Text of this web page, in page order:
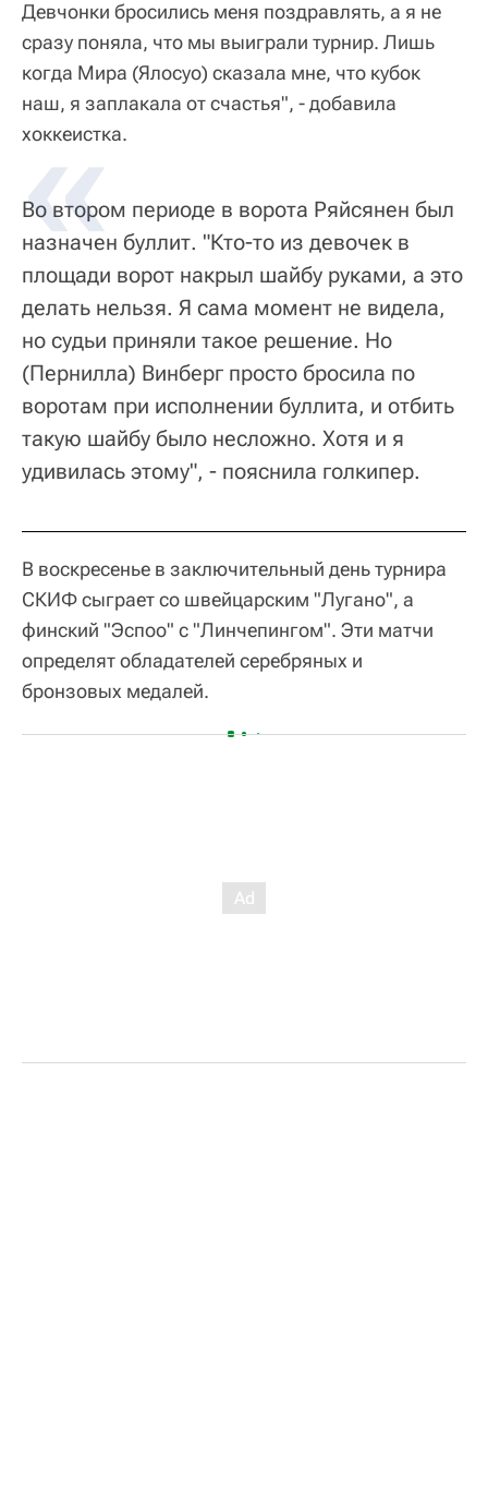
Девчонки бросились меня поздравлять, а я не
сразу поняла, что мы выиграли турнир. Лишь
когда Мира (Ялосуо) сказала мне, что кубок
наш, я заплакала от счастья", - добавила
хоккеистка.
Во втором периоде в ворота Ряйсянен был
назначен буллит. "Кто-то из девочек в
площади ворот накрыл шайбу руками, а это
делать нельзя. Я сама момент не видела,
но судьи приняли такое решение. Но
(Пернилла) Винберг просто бросила по
воротам при исполнении буллита, и отбить
такую шайбу было несложно. Хотя и я
удивилась этому", - пояснила голкипер.
В воскресенье в заключительный день турнира
СКИФ сыграет со швейцарским "Лугано", а
финский "Эспоо" с "Линчепингом". Эти матчи
определят обладателей серебряных и
бронзовых медалей.